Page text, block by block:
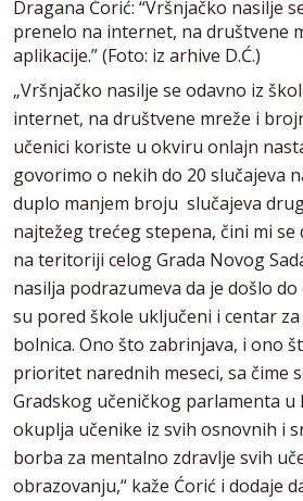
Dragana Ćorić: “Vršnjačko nasilje
prenelo na internet, na društvene
aplikacije.” (Foto: iz arhive D.Ć.)
„Vršnjačko nasilje se odavno iz
internet, na društvene mreže i
učenici koriste u okviru onlajn
govorimo o nekih do 20 slučajeva
duplo manjem broju slučajeva
najtežeg trećeg stepena, čini mi se
na teritoriji celog Grada Novog
nasilja podrazumeva da je došlo
su pored škole uključeni i centar
bolnica. Ono što zabrinjava, i ono
prioritet narednih meseci, sa čime
Gradskog učeničkog parlamenta u
okuplja učenike iz svih osnovnih i
borba za mentalno zdravlje svih
obrazovanju,“ kaže Ćorić i dodaje